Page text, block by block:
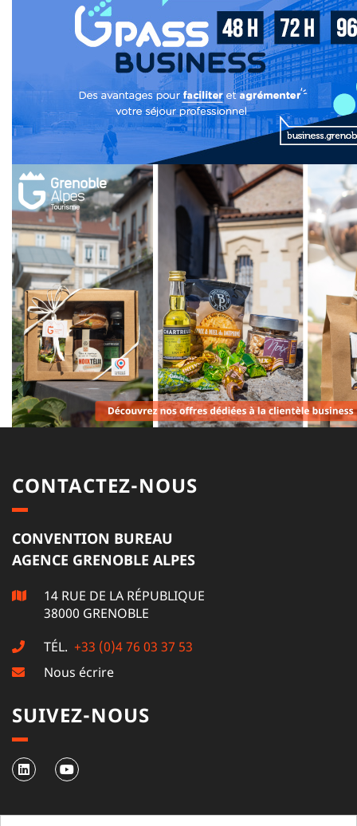
CONTACTEZ-NOUS
CONVENTION BUREAU
AGENCE GRENOBLE ALPES
14 RUE DE LA RÉPUBLIQUE
38000 GRENOBLE
TÉL. +33 (0)4 76 03 37 53
Nous écrire
SUIVEZ-NOUS